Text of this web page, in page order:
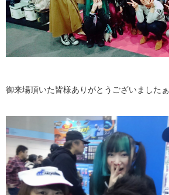
御来場頂いた皆様ありがとうございましたぁ